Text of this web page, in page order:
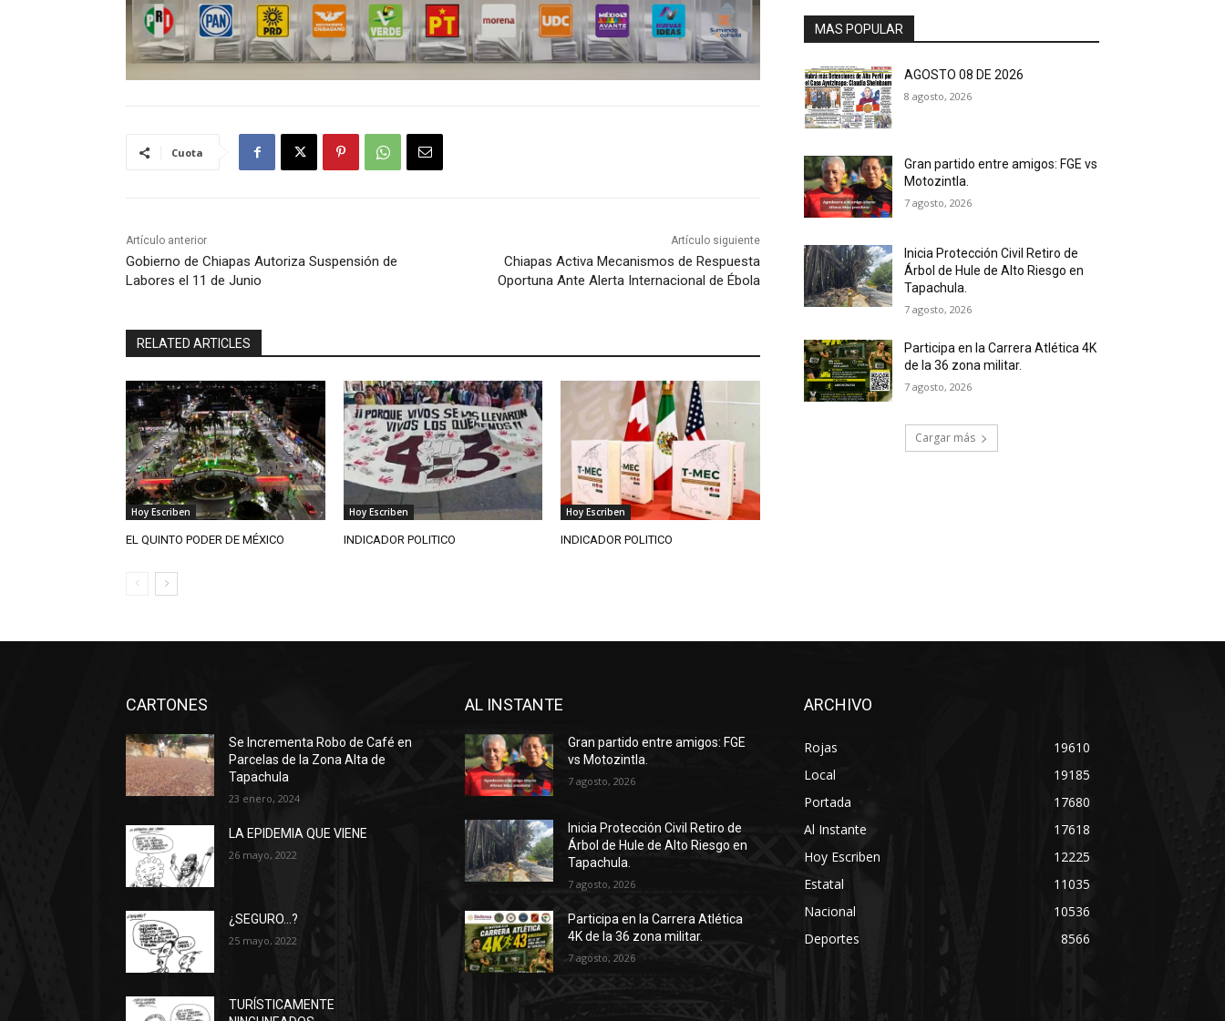
Cuota
Artículo anterior
Gobierno de Chiapas Autoriza Suspensión de
Labores el 11 de Junio
Artículo siguiente
Chiapas Activa Mecanismos de Respuesta
Oportuna Ante Alerta Internacional de Ébola
RELATED ARTICLES
Hoy Escriben
EL QUINTO PODER DE MÉXICO
Hoy Escriben
INDICADOR POLITICO
Hoy Escriben
INDICADOR POLITICO
MAS POPULAR
AGOSTO 08 DE 2026
8 agosto, 2026
Gran partido entre amigos: FGE vs
Motozintla.
7 agosto, 2026
Inicia Protección Civil Retiro de
Árbol de Hule de Alto Riesgo en
Tapachula.
7 agosto, 2026
Participa en la Carrera Atlética 4K
de la 36 zona militar.
7 agosto, 2026
Cargar más
CARTONES
Se Incrementa Robo de Café en
Parcelas de la Zona Alta de
Tapachula
23 enero, 2024
LA EPIDEMIA QUE VIENE
26 mayo, 2022
¿SEGURO…?
25 mayo, 2022
TURÍSTICAMENTE
AL INSTANTE
Gran partido entre amigos: FGE
vs Motozintla.
7 agosto, 2026
Inicia Protección Civil Retiro de
Árbol de Hule de Alto Riesgo en
Tapachula.
7 agosto, 2026
Participa en la Carrera Atlética
4K de la 36 zona militar.
7 agosto, 2026
ARCHIVO
Rojas
19610
Local
19185
Portada
17680
Al Instante
17618
Hoy Escriben
12225
Estatal
11035
Nacional
10536
Deportes
8566